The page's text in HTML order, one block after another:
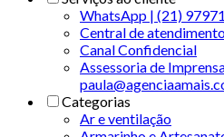
WhatsApp | (21)
Central de
Canal Confidencial
Assessoria de
Categorias
Ar e ventilação